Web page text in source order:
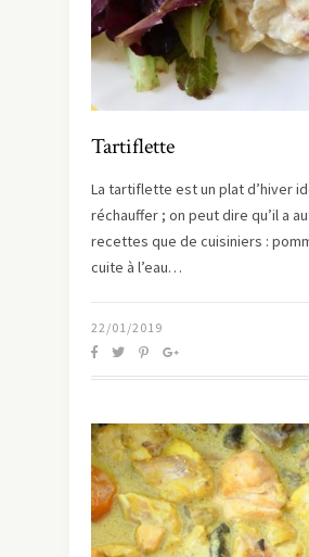
Tartiflette
La tartiflette est un plat d’hiver
réchauffer ; on peut dire qu’il a
recettes que de cuisiniers :
cuite à l’eau…
22/01/2019